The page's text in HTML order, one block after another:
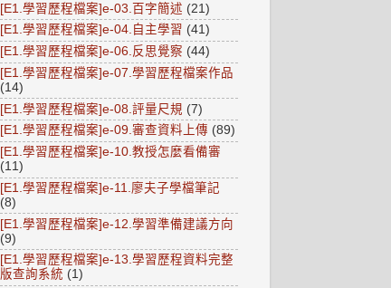
[E1.學習歷程檔案]e-03.百字簡述 (21)
[E1.學習歷程檔案]e-04.自主學習 (41)
[E1.學習歷程檔案]e-06.反思覺察 (44)
[E1.學習歷程檔案]e-07.學習歷程檔案作品
(14)
[E1.學習歷程檔案]e-08.評量尺規 (7)
[E1.學習歷程檔案]e-09.審查資料上傳 (89)
[E1.學習歷程檔案]e-10.教授怎麼看備審
(11)
[E1.學習歷程檔案]e-11.廖夫子學檔筆記
(8)
[E1.學習歷程檔案]e-12.學習準備建議方向
(9)
[E1.學習歷程檔案]e-13.學習歷程資料完整
版查詢系統 (1)